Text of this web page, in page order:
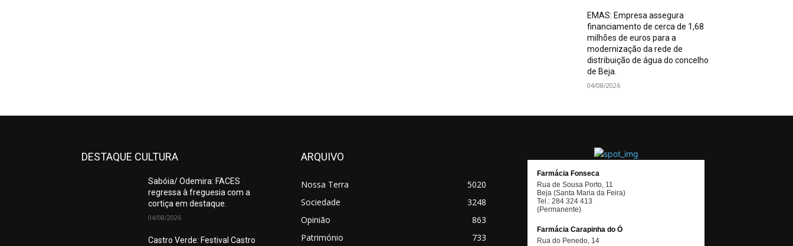
EMAS: Empresa assegura
financiamento de cerca de 1,68
milhões de euros para a
modernização da rede de
distribuição de água do concelho
de Beja.
04/08/2026
DESTAQUE CULTURA
Sabóia/ Odemira: FACES
regressa à freguesia com a
cortiça em destaque.
04/08/2026
Castro Verde: Festival Castro
ARQUIVO
Nossa Terra
5020
Sociedade
3248
Opinião
863
Património
733